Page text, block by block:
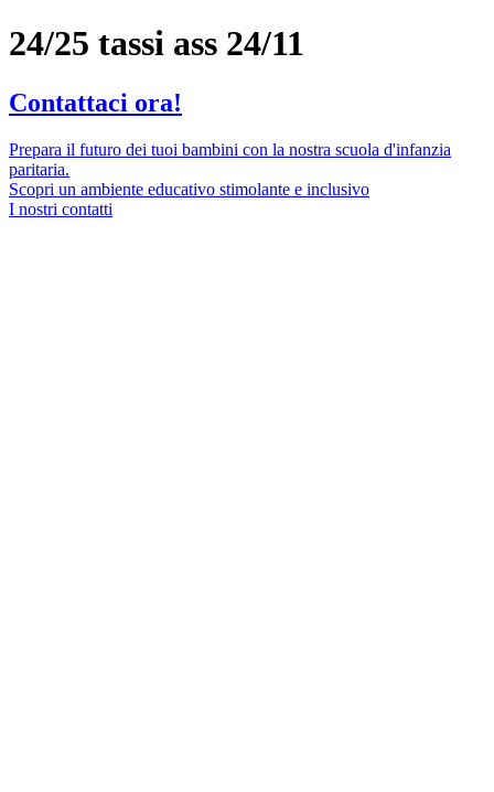
24/25 tassi ass 24/11
Contattaci ora!
Prepara il futuro dei tuoi bambini con la nostra scuola d'infanzia
paritaria.
Scopri un ambiente educativo stimolante e inclusivo
I nostri contatti